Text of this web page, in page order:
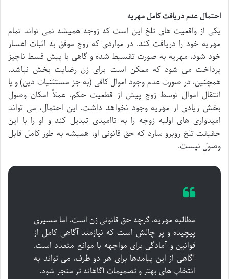
احتمال عدم دریافت کامل مهریه
یکی از واقعیت های تلخ این است که زوجه همیشه نمی تواند تمام
مهریه خود را دریافت کند. در مواردی که زوج موفق به اثبات اعسار
خود شود، مهریه به صورت تقسیط شده و گاهی با پیش قسط ناچیز
پرداخت می شود که ممکن است برای زن رضایت بخش نباشد.
همچنین، در صورت عدم وجود اموال کافی (به جز مستثنیات دین) و یا
انتقال اموال توسط زوج پیش از قطعیت حکم، عملاً امکان وصول
بخش زیادی از مهریه وجود نخواهد داشت. این احتمال، می تواند
امیدواری های اولیه زوجه را به ناامیدی تبدیل کند و او را با این
حقیقت تلخ روبرو سازد که حق قانونی او، همیشه به طور کامل قابل
وصول نیست.
مطالبه مهریه، گرچه حق قانونی زن است، اما مسیری
پیچیده و پر چالش است که نیازمند آگاهی کامل از
قوانین و آمادگی برای مواجهه با موانع متعدد است.
آگاهی از این پیامدها برای هر دو طرف، می تواند به
انتخاب های بهتر و تصمیمات آگاهانه تر منجر شود.